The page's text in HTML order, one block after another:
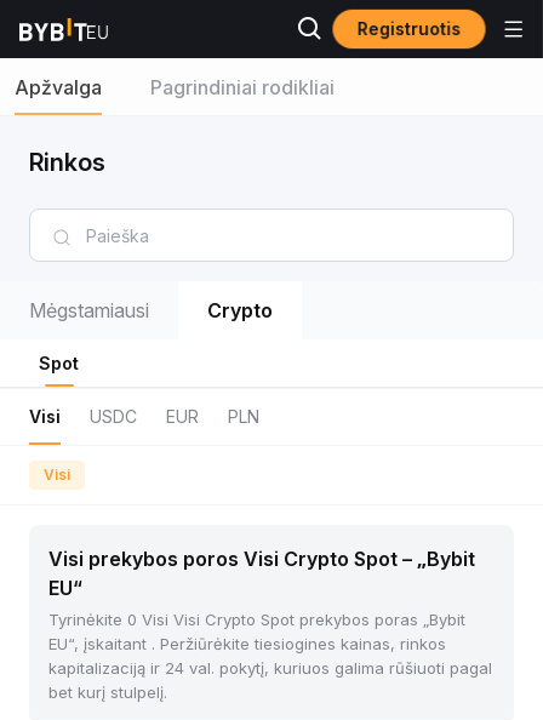
Registruotis
Apžvalga Pagrindiniai rodikliai
Rinkos
Mėgstamiausi Crypto
Spot
Visi USDC EUR PLN
Visi
Visi prekybos poros Visi Crypto Spot – „Bybit
EU“
Tyrinėkite 0 Visi Visi Crypto Spot prekybos poras „Bybit
EU“, įskaitant . Peržiūrėkite tiesiogines kainas, rinkos
kapitalizaciją ir 24 val. pokytį, kuriuos galima rūšiuoti pagal
bet kurį stulpelį.